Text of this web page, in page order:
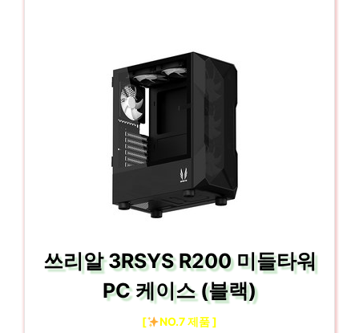
쓰리알 3RSYS R200 미들타워
PC 케이스 (블랙)
[ NO.7 제품 ]